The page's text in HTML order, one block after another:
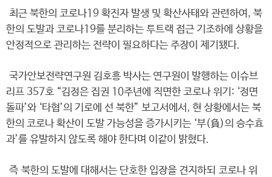
최근 북한의 코로나19 확진자 발생 및 확산사태와 관련하여, 북
한의 도발과 코로나19를 분리하는 투트랙 접근 기조하에 상황을
안정적으로 관리하는 전략이 필요하다는 주장이 제기됐다.
국가안보전략연구원 김호흥 박사는 연구원이 발행하는 이슈브
리프 357호 “김정은 집권 10주년에 직면한 코로나 위기: ‘정면
돌파’와 ‘타협’의 기로에 선 북한” 보고서에서, 현 상황에서는 북
한의 코로나 확산이 도발 가능성을 증가시키는 ‘부(負)의 승수효
과’를 유발하지 않도록 해야 한다며 이같이 밝혔다.
즉 북한의 도발에 대해서는 단호한 입장을 견지하되 코로나 위